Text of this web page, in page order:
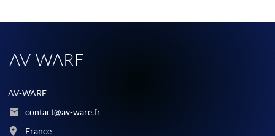
AV-WARE
AV-WARE
contact@av-ware.fr
France